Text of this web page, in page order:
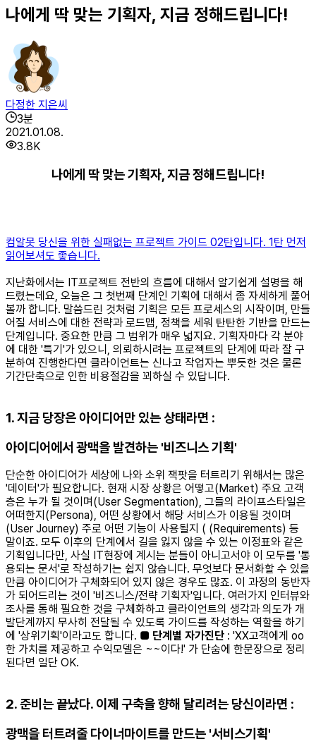
나에게 딱 맞는 기획자, 지금 정해드립니다!
다정한 지은씨
3분
2021.01.08.
3.8K
나에게 딱 맞는 기획자, 지금 정해드립니다!
컴알못 당신을 위한 실패없는 프로젝트 가이드 02탄입니다. 1탄 먼저
읽어보셔도 좋습니다.
지난화에서는 IT프로젝트 전반의 흐름에 대해서 알기쉽게 설명을 해
드렸는데요, 오늘은 그 첫번째 단계인 기획에 대해서 좀 자세하게 풀어
볼까 합니다. 말씀드린 것처럼 기획은 모든 프로세스의 시작이며, 만들
어질 서비스에 대한 전략과 로드맵, 정책을 세워 탄탄한 기반을 만드는
단계입니다. 중요한 만큼 그 범위가 매우 넓지요. 기획자마다 각 분야
에 대한 '특기'가 있으니, 의뢰하시려는 프로젝트의 단계에 따라 잘 구
분하여 진행한다면 클라이언트는 신나고 작업자는 뿌듯한 것은 물론
기간단축으로 인한 비용절감을 꾀하실 수 있답니다.
1. 지금 당장은 아이디어만 있는 상태라면 :
아이디어에서 광맥을 발견하는 '비즈니스 기획'
단순한 아이디어가 세상에 나와 소위 잭팟을 터트리기 위해서는 많은
'데이터'가 필요합니다. 현재 시장 상황은 어떻고(Market) 주요 고객
층은 누가 될 것이며(User Segmentation), 그들의 라이프스타일은
어떠한지(Persona), 어떤 상황에서 해당 서비스가 이용될 것이며
(User Journey) 주로 어떤 기능이 사용될지 ( (Requirements) 등
말이죠. 모두 이후의 단계에서 길을 잃지 않을 수 있는 이정표와 같은
기획입니다만, 사실 IT현장에 계시는 분들이 아니고서야 이 모두를 '통
용되는 문서'로 작성하기는 쉽지 않습니다. 무엇보다 문서화할 수 있을
만큼 아이디어가 구체화되어 있지 않은 경우도 많죠. 이 과정의 동반자
가 되어드리는 것이 '비즈니스/전략 기획자'입니다. 여러가지 인터뷰와
조사를 통해 필요한 것을 구체화하고 클라이언트의 생각과 의도가 개
발단계까지 무사히 전달될 수 있도록 가이드를 작성하는 역할을 하기
에 '상위기획'이라고도 합니다. ■ 단계별 자가진단 : 'XX고객에게 oo
한 가치를 제공하고 수익모델은 ~~이다!' 가 단숨에 한문장으로 정리
된다면 일단 OK.
2. 준비는 끝났다. 이제 구축을 향해 달리려는 당신이라면 :
광맥을 터트려줄 다이너마이트를 만드는 '서비스기획'